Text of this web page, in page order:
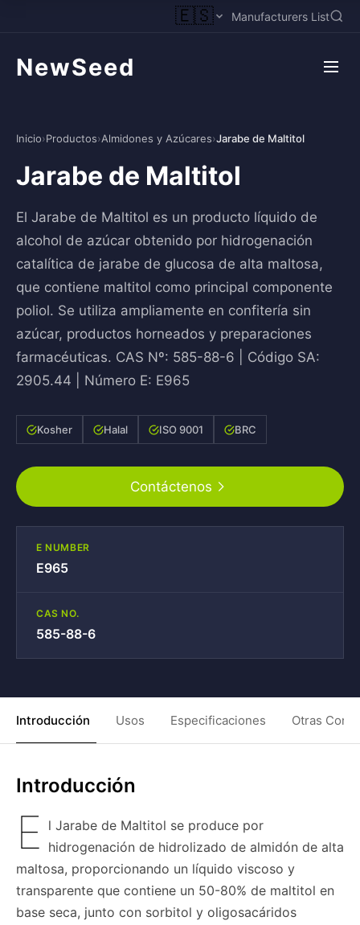
🇪🇸 Manufacturers List
NewSeed
Inicio›Productos›Almidones y Azúcares›Jarabe de Maltitol
Jarabe de Maltitol
El Jarabe de Maltitol es un producto líquido de
alcohol de azúcar obtenido por hidrogenación
catalítica de jarabe de glucosa de alta maltosa,
que contiene maltitol como principal componente
poliol. Se utiliza ampliamente en confitería sin
azúcar, productos horneados y preparaciones
farmacéuticas. CAS Nº: 585-88-6 | Código SA:
2905.44 | Número E: E965
Kosher Halal ISO 9001 BRC
Contáctenos
E NUMBER
E965
CAS NO.
585-88-6
Introducción Usos Especificaciones Otras
Introducción
E l Jarabe de Maltitol se produce por
hidrogenación de hidrolizado de almidón de alta
maltosa, proporcionando un líquido viscoso y
transparente que contiene un 50-80% de maltitol en
base seca, junto con sorbitol y oligosacáridos